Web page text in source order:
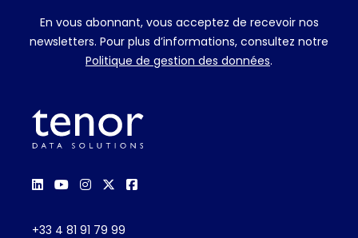
En vous abonnant, vous acceptez de recevoir nos
newsletters. Pour plus d’informations, consultez notre
Politique de gestion des données.
+33 4 81 91 79 99